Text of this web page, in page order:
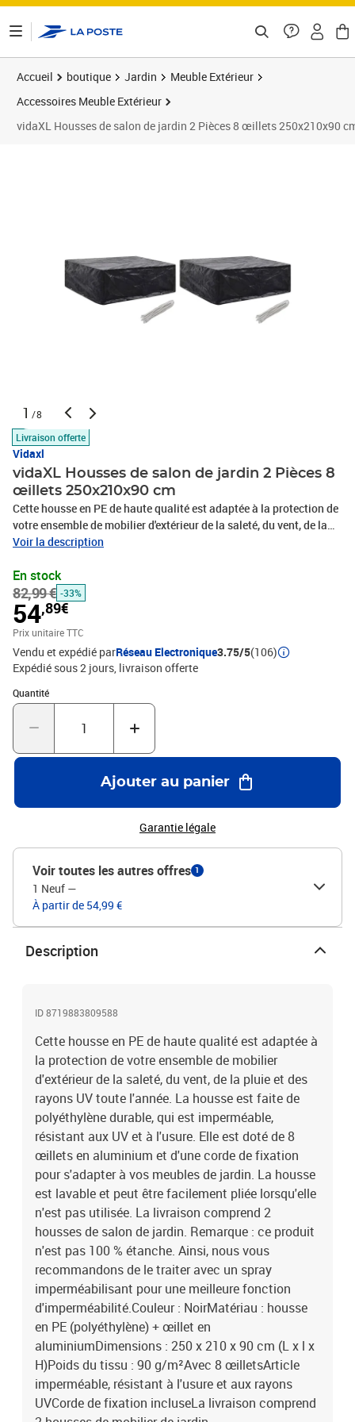
Accueil boutique Jardin
Meuble Extérieur
Accessoires Meuble Extérieur
vidaXL Housses de salon de jardin 2 Pièces 8 œillets 250x210x90
1 /8
Livraison offerte
Vidaxl
vidaXL Housses de salon de jardin 2 Pièces 8
œillets 250x210x90 cm
Cette housse en PE de haute qualité est adaptée à la protection de
votre ensemble de mobilier d'extérieur de la saleté, du vent, de la
pluie et des rayons UV toute l'année. La housse est faite de
l'usure. Elle est doté de 8 œillets en aluminium et d'une corde de
fixation pour s'adapter à vos meubles de jardin. La housse est
lavable et peut être facilement pliée lorsqu'elle n'est pas utilisée.
La livraison comprend 2 housses de salon de jardin. Remarque : ce
produit n'est pas 100 % étanche. Ainsi, nous vous recommandons
de le traiter avec un spray imperméabilisant pour une meilleure
fonction d'imperméabilité.Couleur : NoirMatériau : housse en PE
(polyéthylène) + œillet en aluminiumDimensions : 250 x 210 x 90
cm (L x l x H)Poids du tissu : 90 g/m²Avec 8 œilletsArticle
imperméable, résistant à l'usure et aux rayons UVCorde de fixation
Voir la description
En stock
82,99 € -33%
54,89€
Prix unitaire TTC
Vendu et expédié parRéseau Electronique3.75/5(106)
Expédié sous 2 jours livraison offerte
Quantité
Quantité : 1
Ajouter au panier
Garantie légale
Voir toutes les autres offres 1
1 Neuf —
À partir de 54,99 €
Description
ID 8719883809588
Cette housse en PE de haute qualité est adaptée à
la protection de votre ensemble de mobilier
d'extérieur de la saleté, du vent, de la pluie et des
rayons UV toute l'année. La housse est faite de
polyéthylène durable, qui est imperméable,
résistant aux UV et à l'usure. Elle est doté de 8
œillets en aluminium et d'une corde de fixation
pour s'adapter à vos meubles de jardin. La housse
est lavable et peut être facilement pliée lorsqu'elle
n'est pas utilisée. La livraison comprend 2
housses de salon de jardin. Remarque : ce produit
n'est pas 100 % étanche. Ainsi, nous vous
recommandons de le traiter avec un spray
imperméabilisant pour une meilleure fonction
d'imperméabilité.Couleur : NoirMatériau : housse
en PE (polyéthylène) + œillet en
aluminiumDimensions : 250 x 210 x 90 cm (L x l x
H)Poids du tissu : 90 g/m²Avec 8 œilletsArticle
imperméable, résistant à l'usure et aux rayons
UVCorde de fixation incluseLa livraison comprend